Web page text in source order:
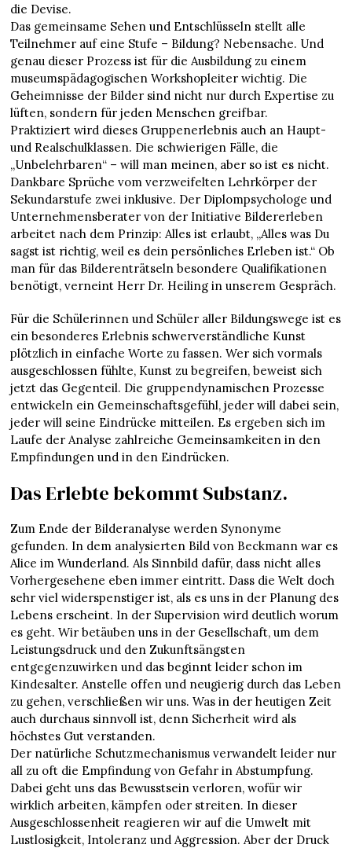
die Devise.
Das gemeinsame Sehen und Entschlüsseln stellt alle
Teilnehmer auf eine Stufe – Bildung? Nebensache. Und
genau dieser Prozess ist für die Ausbildung zu einem
museumspädagogischen Workshopleiter wichtig. Die
Geheimnisse der Bilder sind nicht nur durch Expertise zu
lüften, sondern für jeden Menschen greifbar.
Praktiziert wird dieses Gruppenerlebnis auch an Haupt-
und Realschulklassen. Die schwierigen Fälle, die
„Unbelehrbaren“ – will man meinen, aber so ist es nicht.
Dankbare Sprüche vom verzweifelten Lehrkörper der
Sekundarstufe zwei inklusive. Der Diplompsychologe und
Unternehmensberater von der Initiative Bildererleben
arbeitet nach dem Prinzip: Alles ist erlaubt, „Alles was Du
sagst ist richtig, weil es dein persönliches Erleben ist.“ Ob
man für das Bilderenträtseln besondere Qualifikationen
benötigt, verneint Herr Dr. Heiling in unserem Gespräch.
Für die Schülerinnen und Schüler aller Bildungswege ist es
ein besonderes Erlebnis schwerverständliche Kunst
plötzlich in einfache Worte zu fassen. Wer sich vormals
ausgeschlossen fühlte, Kunst zu begreifen, beweist sich
jetzt das Gegenteil. Die gruppendynamischen Prozesse
entwickeln ein Gemeinschaftsgefühl, jeder will dabei sein,
jeder will seine Eindrücke mitteilen. Es ergeben sich im
Laufe der Analyse zahlreiche Gemeinsamkeiten in den
Empfindungen und in den Eindrücken.
Das Erlebte bekommt Substanz.
Zum Ende der Bilderanalyse werden Synonyme
gefunden. In dem analysierten Bild von Beckmann war es
Alice im Wunderland. Als Sinnbild dafür, dass nicht alles
Vorhergesehene eben immer eintritt. Dass die Welt doch
sehr viel widerspenstiger ist, als es uns in der Planung des
Lebens erscheint. In der Supervision wird deutlich worum
es geht. Wir betäuben uns in der Gesellschaft, um dem
Leistungsdruck und den Zukunftsängsten
entgegenzuwirken und das beginnt leider schon im
Kindesalter. Anstelle offen und neugierig durch das Leben
zu gehen, verschließen wir uns. Was in der heutigen Zeit
auch durchaus sinnvoll ist, denn Sicherheit wird als
höchstes Gut verstanden.
Der natürliche Schutzmechanismus verwandelt leider nur
all zu oft die Empfindung von Gefahr in Abstumpfung.
Dabei geht uns das Bewusstsein verloren, wofür wir
wirklich arbeiten, kämpfen oder streiten. In dieser
Ausgeschlossenheit reagieren wir auf die Umwelt mit
Lustlosigkeit, Intoleranz und Aggression. Aber der Druck